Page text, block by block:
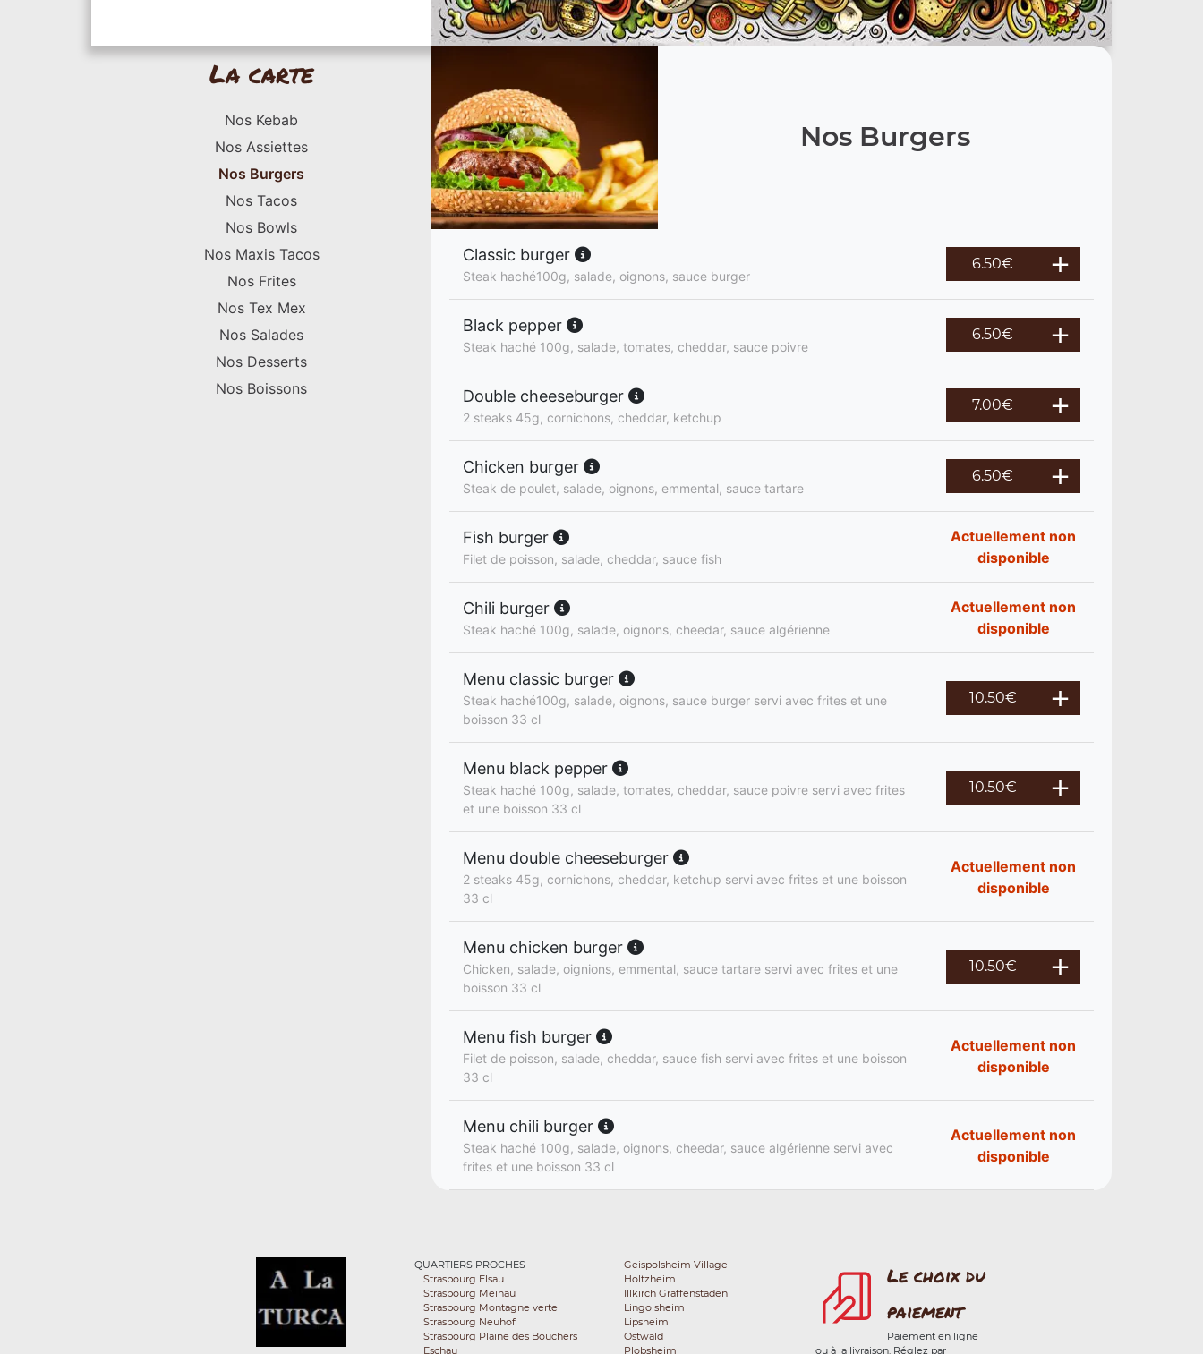
La carte
Nos Kebab
Nos Assiettes
Nos Burgers
Nos Tacos
Nos Bowls
Nos Maxis Tacos
Nos Frites
Nos Tex Mex
Nos Salades
Nos Desserts
Nos Boissons
Nos Burgers
Classic burger
Steak haché100g, salade, oignons, sauce burger
6.50€
Black pepper
Steak haché 100g, salade, tomates, cheddar, sauce poivre
6.50€
Double cheeseburger
2 steaks 45g, cornichons, cheddar, ketchup
7.00€
Chicken burger
Steak de poulet, salade, oignons, emmental, sauce tartare
6.50€
Fish burger
Filet de poisson, salade, cheddar, sauce fish
Actuellement non
disponible
Chili burger
Steak haché 100g, salade, oignons, cheedar, sauce algérienne
Actuellement non
disponible
Menu classic burger
Steak haché100g, salade, oignons, sauce burger servi avec frites et une
boisson 33 cl
10.50€
Menu black pepper
Steak haché 100g, salade, tomates, cheddar, sauce poivre servi avec frites
et une boisson 33 cl
10.50€
Menu double cheeseburger
2 steaks 45g, cornichons, cheddar, ketchup servi avec frites et une boisson
33 cl
Actuellement non
disponible
Menu chicken burger
Chicken, salade, oignions, emmental, sauce tartare servi avec frites et une
boisson 33 cl
10.50€
Menu fish burger
Filet de poisson, salade, cheddar, sauce fish servi avec frites et une boisson
33 cl
Actuellement non
disponible
Menu chili burger
Steak haché 100g, salade, oignons, cheedar, sauce algérienne servi avec
frites et une boisson 33 cl
Actuellement non
disponible
QUARTIERS PROCHES
Strasbourg Elsau
Strasbourg Meinau
Strasbourg Montagne verte
Strasbourg Neuhof
Strasbourg Plaine des Bouchers
Eschau
Geispolsheim Village
Holtzheim
Illkirch Graffenstaden
Lingolsheim
Lipsheim
Ostwald
Plobsheim
Le choix du
paiement
Paiement en ligne
ou à la livraison. Réglez par